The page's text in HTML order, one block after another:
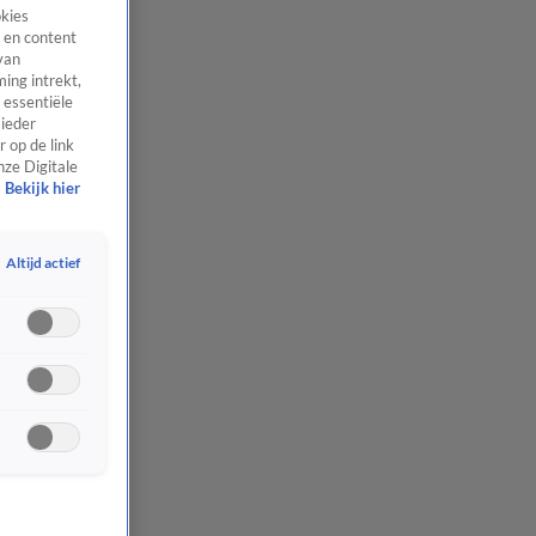
en content
intrekt,
op de link
Digitale
Bekijk hier
Altijd actief